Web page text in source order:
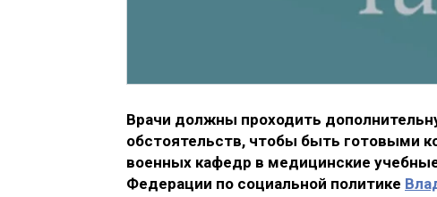
Врачи должны проходить
обстоятельств, чтобы быть готовыми
военных кафедр в медицинские
Федерации по социальной политике